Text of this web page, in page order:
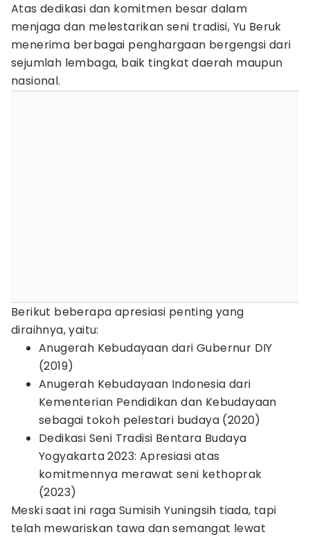
Atas dedikasi dan komitmen besar dalam
menjaga dan melestarikan seni tradisi, Yu Beruk
menerima berbagai penghargaan bergengsi dari
sejumlah lembaga, baik tingkat daerah maupun
nasional.
Berikut beberapa apresiasi penting yang
diraihnya, yaitu:
Anugerah Kebudayaan dari Gubernur DIY
(2019)
Anugerah Kebudayaan Indonesia dari
Kementerian Pendidikan dan Kebudayaan
sebagai tokoh pelestari budaya (2020)
Dedikasi Seni Tradisi Bentara Budaya
Yogyakarta 2023: Apresiasi atas
komitmennya merawat seni kethoprak
(2023)
Meski saat ini raga Sumisih Yuningsih tiada, tapi
telah mewariskan tawa dan semangat lewat